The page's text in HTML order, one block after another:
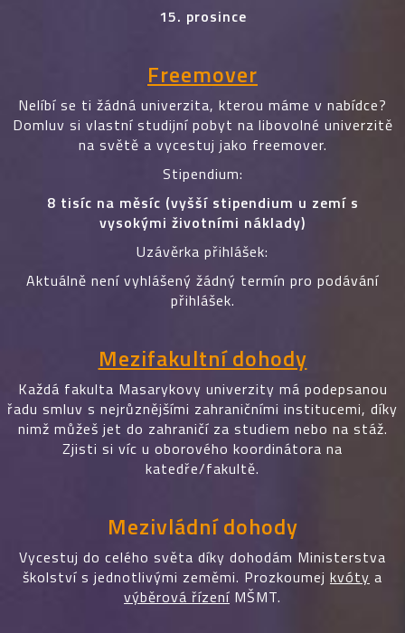
15. prosince
Freemover
Nelíbí se ti žádná univerzita, kterou máme v nabídce?
Domluv si vlastní studijní pobyt na libovolné univerzitě
na světě a vycestuj jako freemover.
Stipendium:
8 tisíc na měsíc (vyšší stipendium u zemí s
vysokými životními náklady)
Uzávěrka přihlášek:
Aktuálně není vyhlášený žádný termín pro podávání
přihlášek.
Mezifakultní dohody
Každá fakulta Masarykovy univerzity má podepsanou
řadu smluv s nejrůznějšími zahraničními institucemi, díky
nimž můžeš jet do zahraničí za studiem nebo na stáž.
Zjisti si víc u oborového koordinátora na
katedře/fakultě.
Mezivládní dohody
Vycestuj do celého světa díky dohodám Ministerstva
školství s jednotlivými zeměmi. Prozkoumej kvóty a
výběrová řízení MŠMT.